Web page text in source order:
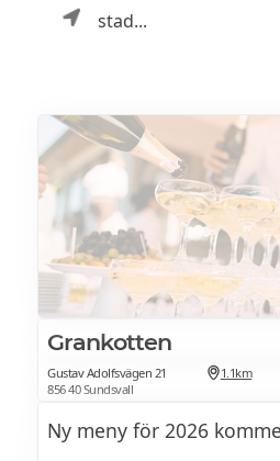
stad...
Grankotten
Gustav Adolfsvägen 21
856 40 Sundsvall
1.1km
Ny meny för 2026